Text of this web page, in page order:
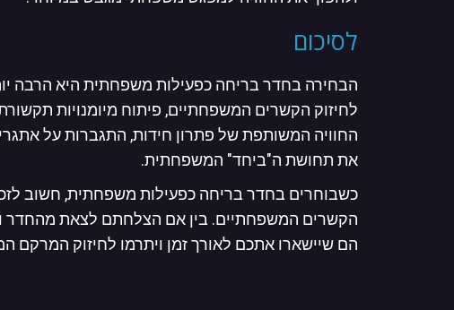
לסיכום
הבחירה בחדר בריחה כפעילות משפחתית היא הרבה
לחיזוק הקשרים המשפחתיים, פיתוח מיומנויות
החוויה המשותפת של פתרון חידות, התגברות על
את תחושת ה"ביחד" המשפחתית.
כשבוחרים בחדר בריחה כפעילות משפחתית, חשוב
הקשרים המשפחתיים. בין אם הצלחתם לצאת מהחדר
הם שיישארו אתכם לאורך זמן ויתרמו לחיזוק המרקם